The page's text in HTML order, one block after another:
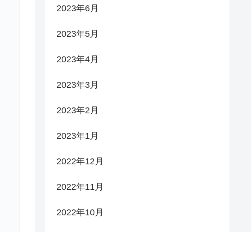
2023年6月
2023年5月
2023年4月
2023年3月
2023年2月
2023年1月
2022年12月
2022年11月
2022年10月